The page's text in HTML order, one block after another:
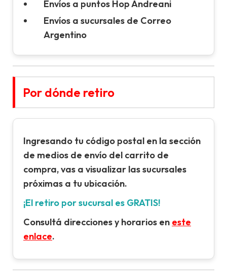
Envíos a puntos Hop Andreani
Envíos a sucursales de Correo
Argentino
Por dónde retiro
Ingresando tu código postal en la sección
de medios de envío del carrito de
compra, vas a visualizar las sucursales
próximas a tu ubicación.
¡El retiro por sucursal es GRATIS!
Consultá direcciones y horarios en este
enlace.